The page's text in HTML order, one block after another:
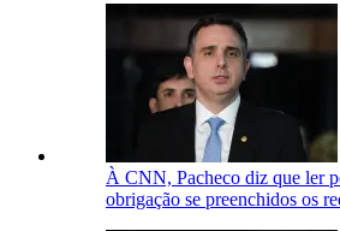
À CNN, Pacheco diz que ler
obrigação se preenchidos os